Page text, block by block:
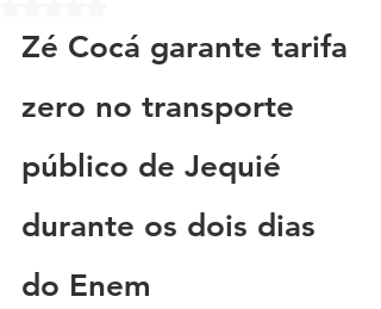
Zé Cocá garante tarifa
zero no transporte
público de Jequié
durante os dois dias
do Enem